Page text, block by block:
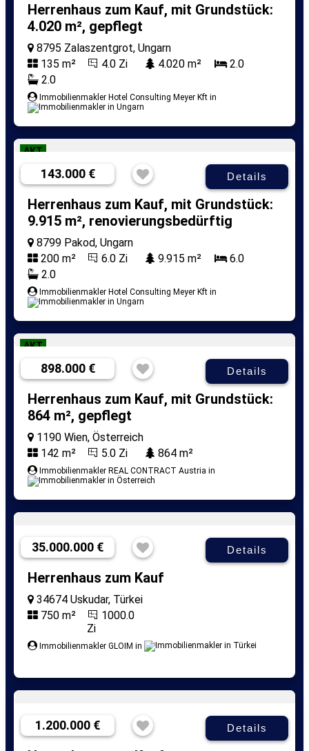
Herrenhaus zum Kauf, mit Grundstück:
4.020 m², gepflegt
8795 Zalaszentgrot, Ungarn
135 m²
4.0 Zi 4.020 m²
2.0
2.0
Immobilienmakler Hotel Consulting Meyer Kft in
AKT
143.000 € Details
Herrenhaus zum Kauf, mit Grundstück:
9.915 m², renovierungsbedürftig
8799 Pakod, Ungarn
200 m²
6.0 Zi 9.915 m²
6.0
2.0
Immobilienmakler Hotel Consulting Meyer Kft in
AKT
898.000 € Details
Herrenhaus zum Kauf, mit Grundstück:
864 m², gepflegt
1190 Wien, Österreich
142 m²
5.0 Zi 864 m²
Immobilienmakler REAL CONTRACT Austria in
35.000.000 € Details
Herrenhaus zum Kauf
34674 Uskudar, Türkei
750 m²
1000.0
Zi
Immobilienmakler GLOIM in
1.200.000 € Details